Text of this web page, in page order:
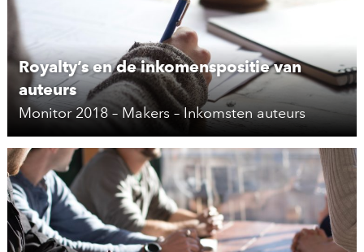
Royalty’s en de inkomenspositie van
auteurs
Monitor 2018 – Makers – Inkomsten auteurs